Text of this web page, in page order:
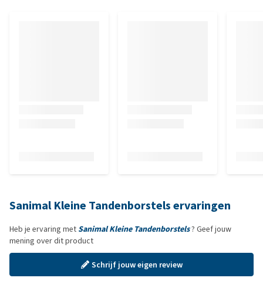
Sanimal Kleine Tandenborstels ervaringen
Heb je ervaring met Sanimal Kleine Tandenborstels? Geef jouw
mening over dit product
Schrijf jouw eigen review